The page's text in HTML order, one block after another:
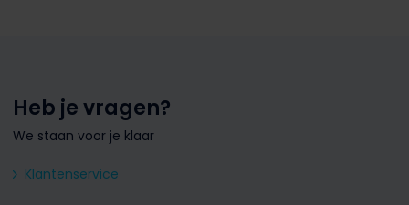
Heb je vragen?
We staan voor je klaar
Klantenservice